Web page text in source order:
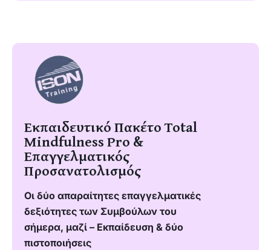
Εκπαιδευτικό Πακέτο Total
Mindfulness Pro &
Επαγγελματικός
Προσανατολισμός
Οι δύο απαραίτητες επαγγελματικές
δεξιότητες των Συμβούλων του
σήμερα, μαζί – Εκπαίδευση & δύο
πιστοποιήσεις